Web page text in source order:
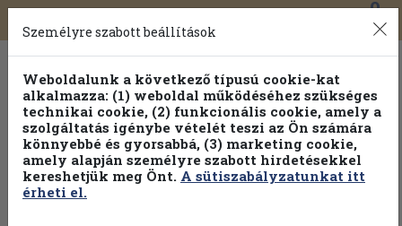
Toggle
navigation
0
Válogasson több mint 1.000.000 kiadványunk közül
100% kedvezménnyel!
Személyre szabott beállítások
Weboldalunk a következő típusú cookie-kat
alkalmazza: (1) weboldal működéséhez szükséges
technikai cookie, (2) funkcionális cookie, amely a
szolgáltatás igénybe vételét teszi az Ön számára
könnyebbé és gyorsabbá, (3) marketing cookie,
amely alapján személyre szabott hirdetésekkel
kereshetjük meg Önt. A sütiszabályzatunkat itt
érheti el.